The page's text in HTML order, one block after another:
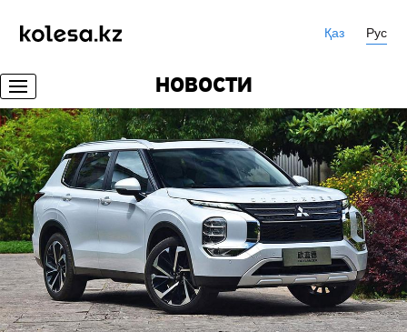
Қаз Рус
НОВОСТИ